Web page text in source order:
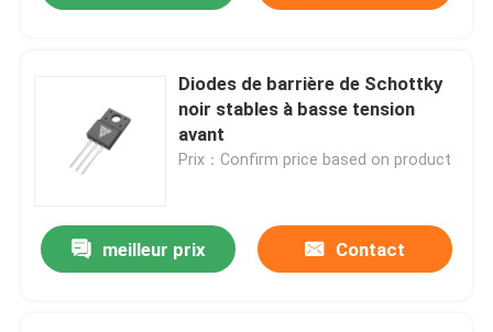
À la maison
Diodes de barrière de Schottky
noir stables à basse tension
avant
Prix：Confirm price based on product
meilleur prix Contact